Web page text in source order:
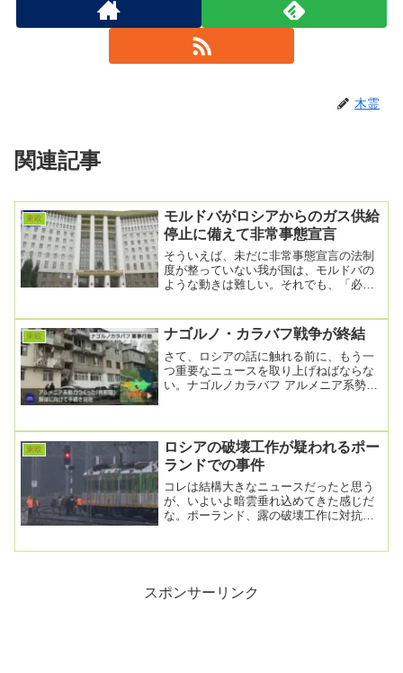
木霊
関連記事
東欧
モルドバがロシアからのガス供給
停止に備えて非常事態宣言
そういえば、未だに非常事態宣言の法制
度が整っていない我が国は、モルドバの
ような動きは難しい。それでも、「必要
東欧 ナゴルノ・カラバフ戦争が終結
さて、ロシアの話に触れる前に、もう一
つ重要なニュースを取り上げねばならな
い。ナゴルノカラバフ アルメニア系勢力
東欧
ロシアの破壊工作が疑われるポー
ランドでの事件
コレは結構大きなニュースだったと思う
が、いよいよ暗雲垂れ込めてきた感じだ
な。ポーランド、露の破壊工作に対抗措
スポンサーリンク